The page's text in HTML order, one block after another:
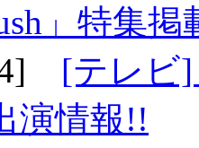
」特集
[テレビ]
演情報!!